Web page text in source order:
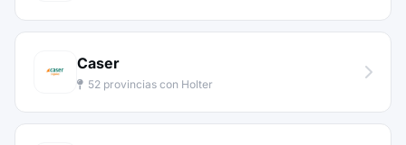
Caser
52 provincias con Holter